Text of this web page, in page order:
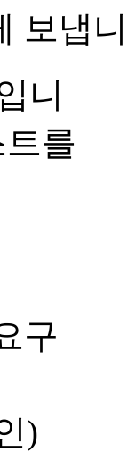
보냅
구
)